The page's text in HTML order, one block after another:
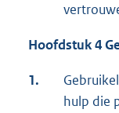
Hoofdstuk 4
1.
hulp die